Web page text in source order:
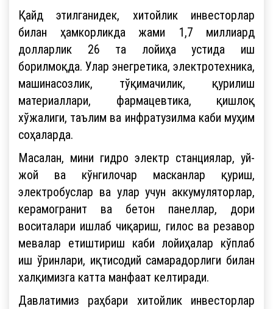
Қайд этилганидек, хитойлик инвесторлар
билан ҳамкорликда жами 1,7 миллиард
долларлик 26 та лойиҳа устида иш
борилмоқда. Улар энегретика, электротехника,
машинасозлик, тўқимачилик, қурилиш
материаллари, фармацевтика, қишлоқ
хўжалиги, таълим ва инфратузилма каби муҳим
соҳаларда.
Масалан, мини гидро электр станциялар, уй-
жой ва кўнгилочар масканлар қуриш,
электробуслар ва улар учун аккумуляторлар,
керамогранит ва бетон панеллар, дори
воситалари ишлаб чиқариш, гилос ва резавор
мевалар етиштириш каби лойиҳалар кўплаб
иш ўринлари, иқтисодий самарадорлиги билан
халқимизга катта манфаат келтиради.
Давлатимиз раҳбари хитойлик инвесторлар